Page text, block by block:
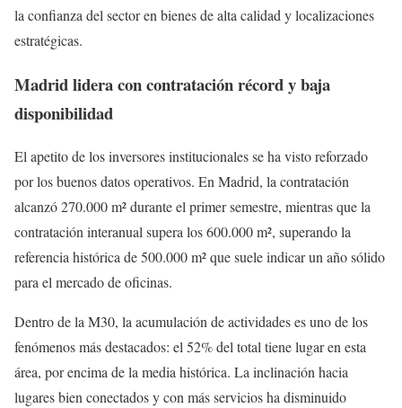
la confianza del sector en bienes de alta calidad y localizaciones
estratégicas.
Madrid lidera con contratación récord y baja
disponibilidad
El apetito de los inversores institucionales se ha visto reforzado
por los buenos datos operativos. En Madrid, la contratación
alcanzó 270.000 m² durante el primer semestre, mientras que la
contratación interanual supera los 600.000 m², superando la
referencia histórica de 500.000 m² que suele indicar un año sólido
para el mercado de oficinas.
Dentro de la M30, la acumulación de actividades es uno de los
fenómenos más destacados: el 52% del total tiene lugar en esta
área, por encima de la media histórica. La inclinación hacia
lugares bien conectados y con más servicios ha disminuido